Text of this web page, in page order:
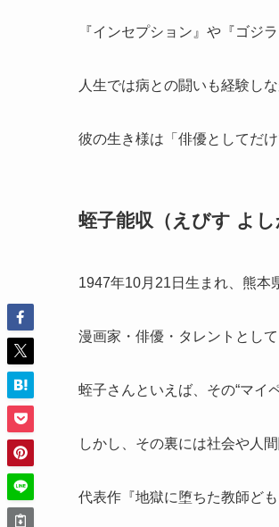
『インセプション』や『ゴジ
人生では病との闘いも経験し
彼の生き様は「俳優としてだ
蛭子能収（えびす よし
1947年10月21日生まれ、熊本
漫画家・俳優・タレントとし
蛭子さんといえば、その“マイ
しかし、その裏には社会や人
代表作『地獄に堕ちた教師ど